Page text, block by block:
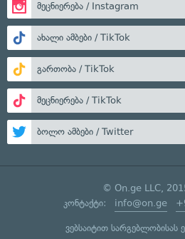
მეცნიერება / Instagram
ახალი ამბები / TikTok
გართობა / TikTok
მეცნიერება / TikTok
ბოლო ამბები / Twitter
© On.ge LLC,
კონტაქტი: info@on.ge
ვებსაიტით სარგებლობისას